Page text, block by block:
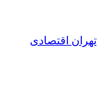
تهران اقتصادی